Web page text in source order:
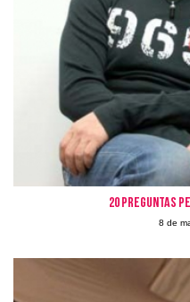
20 preguntas
8 de